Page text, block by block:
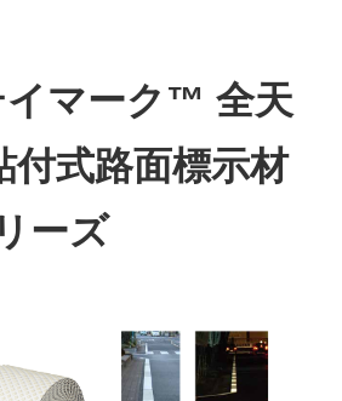
LPG販売
給油カード
マーク™ 全天
付式路面標示材
ーズ